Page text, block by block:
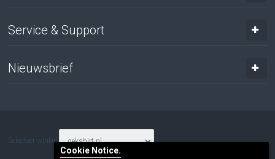
Service & Support
Nieuwsbrief
Selecteer winkel
Cookie Notice.